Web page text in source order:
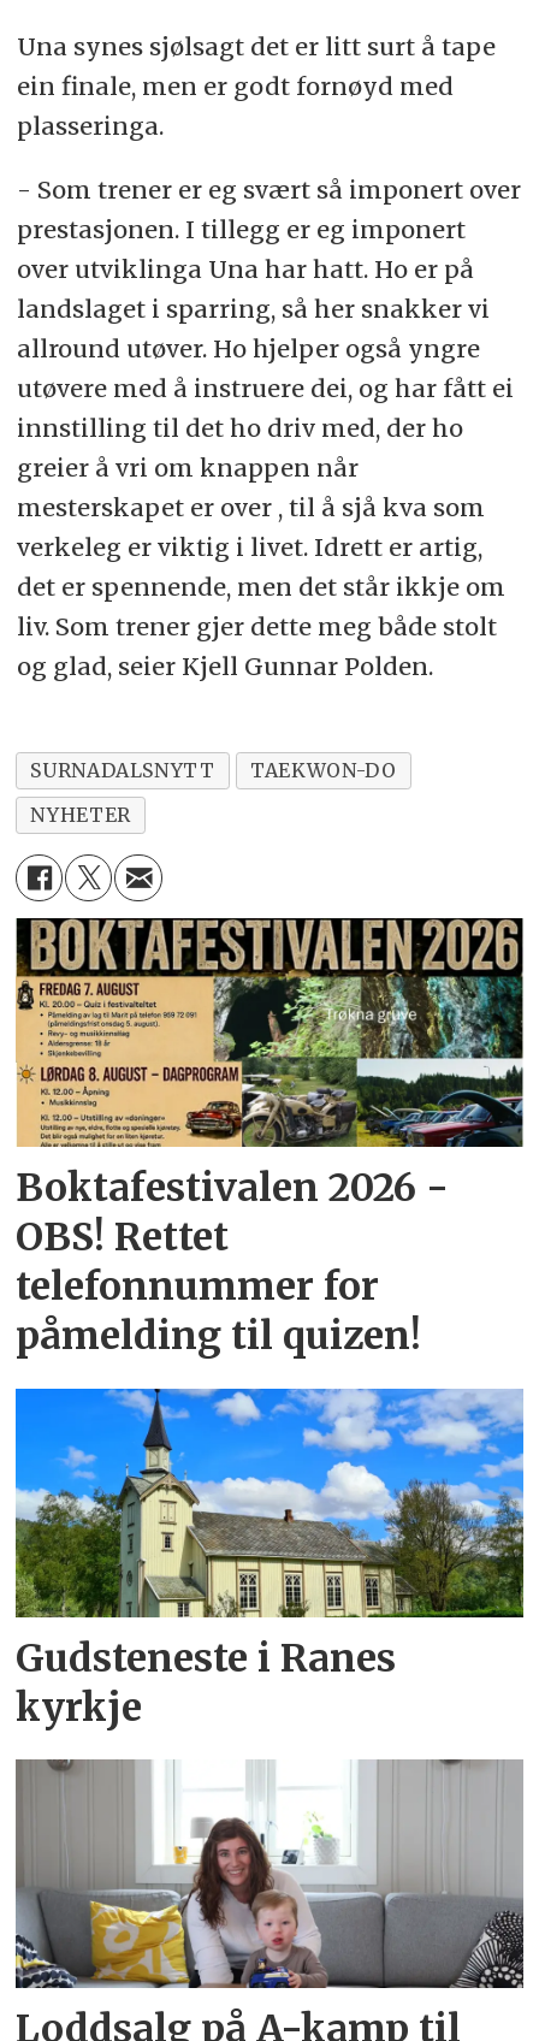
Una synes sjølsagt det er litt surt å tape
ein finale, men er godt fornøyd med
plasseringa.
- Som trener er eg svært så imponert over
prestasjonen. I tillegg er eg imponert
over utviklinga Una har hatt. Ho er på
landslaget i sparring, så her snakker vi
allround utøver. Ho hjelper også yngre
utøvere med å instruere dei, og har fått ei
innstilling til det ho driv med, der ho
greier å vri om knappen når
mesterskapet er over , til å sjå kva som
verkeleg er viktig i livet. Idrett er artig,
det er spennende, men det står ikkje om
liv. Som trener gjer dette meg både stolt
og glad, seier Kjell Gunnar Polden.
SURNADALSNYTT
TAEKWON-DO
NYHETER
Boktafestivalen 2026 -
OBS! Rettet
telefonnummer for
påmelding til quizen!
Gudsteneste i Ranes
kyrkje
Loddsalg på A-kamp til